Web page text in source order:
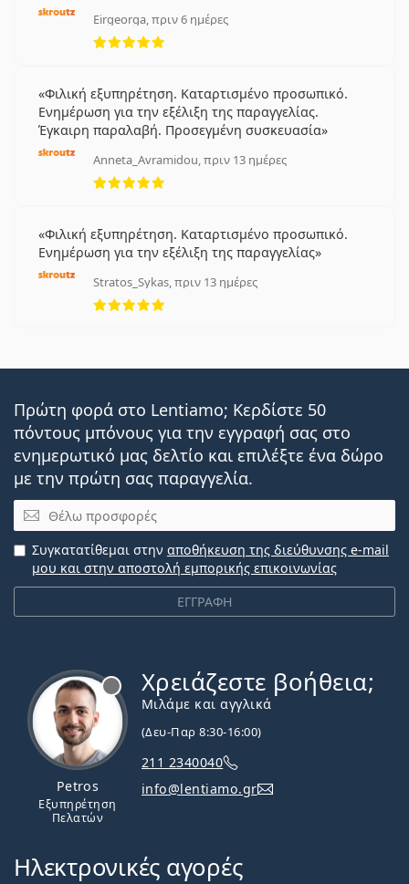
Eirgeorga, πριν 6 ημέρες
5 αξιολογήσεις από 5
Φιλική εξυπηρέτηση. Καταρτισμένο προσωπικό.
Ενημέρωση για την εξέλιξη της παραγγελίας.
Έγκαιρη παραλαβή. Προσεγμένη συσκευασία
Anneta_Avramidou, πριν 13 ημέρες
5 αξιολογήσεις από 5
Φιλική εξυπηρέτηση. Καταρτισμένο προσωπικό.
Ενημέρωση για την εξέλιξη της παραγγελίας
Stratos_Sykas, πριν 13 ημέρες
5 αξιολογήσεις από 5
Πρώτη φορά στο Lentiamo; Κερδίστε 50
πόντους μπόνους για την εγγραφή σας στο
ενημερωτικό μας δελτίο και επιλέξτε ένα δώρο
με την πρώτη σας παραγγελία.
Email
ΕΓΓΡΑΦΗ
Συγκατατίθεμαι στην αποθήκευση της διεύθυνσης e-mail
μου και στην αποστολή εμπορικής επικοινωνίας
Petros
Εξυπηρέτηση
Πελατών
Χρειάζεστε βοήθεια;
Μιλάμε και αγγλικά
(Δευ-Παρ 8:30-16:00)
211 2340040
info@lentiamo.gr
Ηλεκτρονικές αγορές